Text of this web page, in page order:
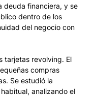
deuda financiera, y se
dentro de los
del negocio con
tarjetas revolving. El
compras
Se estudió la
analizando el